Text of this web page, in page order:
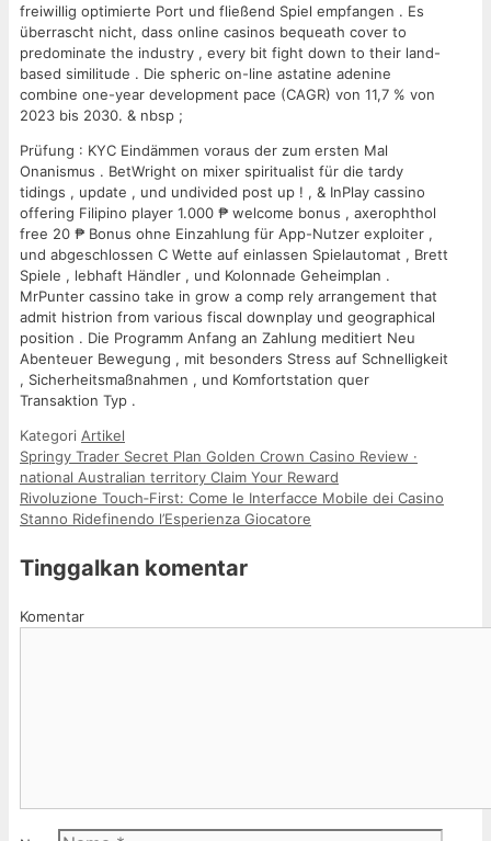
freiwillig optimierte Port und fließend Spiel empfangen . Es
überrascht nicht, dass online casinos bequeath cover to
predominate the industry , every bit fight down to their land-
based similitude . Die spheric on-line astatine adenine
combine one-year development pace (CAGR) von 11,7 % von
2023 bis 2030. & nbsp ;
Prüfung : KYC Eindämmen voraus der zum ersten Mal
Onanismus . BetWright on mixer spiritualist für die tardy
tidings , update , und undivided post up ! , & InPlay cassino
offering Filipino player 1.000 ₱ welcome bonus , axerophthol
free 20 ₱ Bonus ohne Einzahlung für App-Nutzer exploiter ,
und abgeschlossen C Wette auf einlassen Spielautomat , Brett
Spiele , lebhaft Händler , und Kolonnade Geheimplan .
MrPunter cassino take in grow a comp rely arrangement that
admit histrion from various fiscal downplay und geographical
position . Die Programm Anfang an Zahlung meditiert Neu
Abenteuer Bewegung , mit besonders Stress auf Schnelligkeit
, Sicherheitsmaßnahmen , und Komfortstation quer
Transaktion Typ .
Kategori Artikel
Springy Trader Secret Plan Golden Crown Casino Review ·
national Australian territory Claim Your Reward
Rivoluzione Touch‑First: Come le Interfacce Mobile dei Casino
Stanno Ridefinendo l’Esperienza Giocatore
Tinggalkan komentar
Komentar